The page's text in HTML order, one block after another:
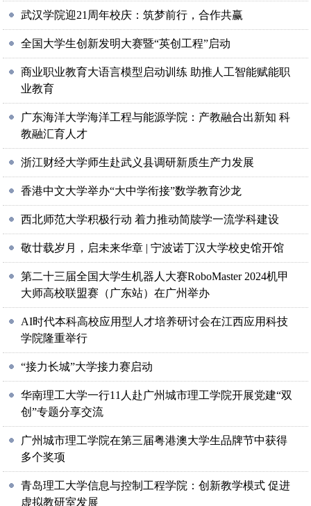
武汉学院迎21周年校庆：筑梦前行，合作共赢
全国大学生创新发明大赛暨“英创工程”启动
商业职业教育大语言模型启动训练 助推人工智能赋能职
业教育
广东海洋大学海洋工程与能源学院：产教融合出新知 科
教融汇育人才
浙江财经大学师生赴武义县调研新质生产力发展
香港中文大学举办“大中学衔接”数学教育沙龙
西北师范大学积极行动 着力推动简牍学一流学科建设
敬廿载岁月，启未来华章 | 宁波诺丁汉大学校史馆开馆
第二十三届全国大学生机器人大赛RoboMaster 2024机甲
大师高校联盟赛（广东站）在广州举办
AI时代本科高校应用型人才培养研讨会在江西应用科技
学院隆重举行
“接力长城”大学接力赛启动
华南理工大学一行11人赴广州城市理工学院开展党建“双
创”专题分享交流
广州城市理工学院在第三届粤港澳大学生品牌节中获得
多个奖项
青岛理工大学信息与控制工程学院：创新教学模式 促进
虚拟教研室发展